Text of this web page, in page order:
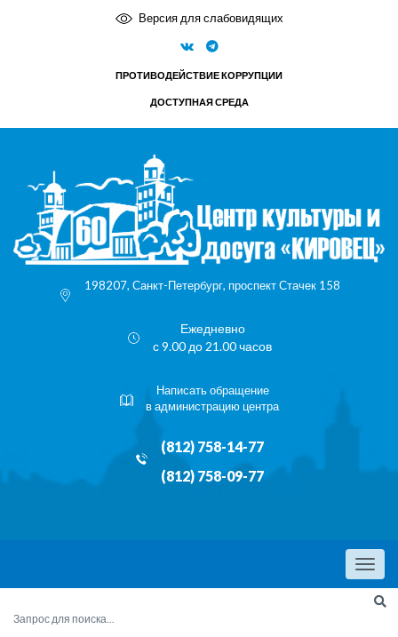
Версия для слабовидящих
ПРОТИВОДЕЙСТВИЕ КОРРУПЦИИ
ДОСТУПНАЯ СРЕДА
198207, Санкт-Петербург, проспект Стачек 158
Ежедневно
с 9.00 до 21.00 часов
Написать обращение
в администрацию центра
(812) 758-14-77
(812) 758-09-77
Menu